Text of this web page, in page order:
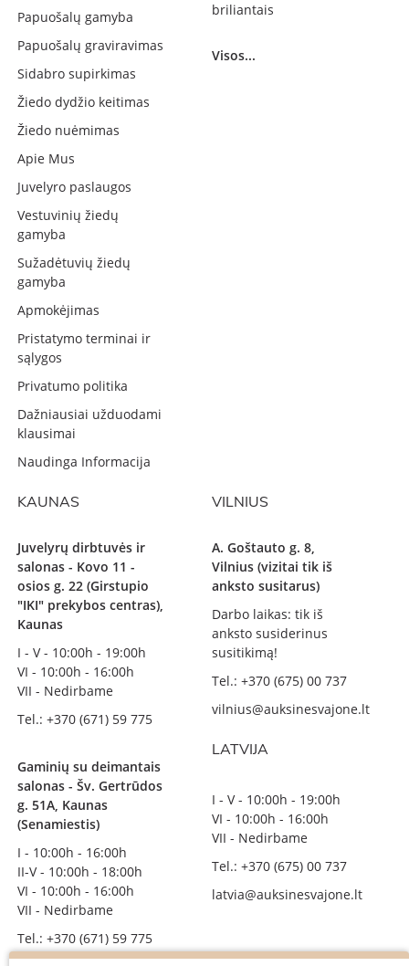
Papuošalų gamyba
Papuošalų graviravimas
Sidabro supirkimas
Žiedo dydžio keitimas
Žiedo nuėmimas
Apie Mus
Juvelyro paslaugos
Vestuvinių žiedų
gamyba
Sužadėtuvių žiedų
gamyba
Apmokėjimas
Pristatymo terminai ir
sąlygos
Privatumo politika
Dažniausiai užduodami
klausimai
Naudinga Informacija
briliantais
Visos...
KAUNAS
Juvelyrų dirbtuvės ir
salonas - Kovo 11 -
osios g. 22 (Girstupio
"IKI" prekybos centras),
Kaunas
I - V - 10:00h - 19:00h
VI - 10:00h - 16:00h
VII - Nedirbame
Tel.: +370 (671) 59 775
Gaminių su deimantais
salonas - Šv. Gertrūdos
g. 51A, Kaunas
(Senamiestis)
I - 10:00h - 16:00h
II-V - 10:00h - 18:00h
VI - 10:00h - 16:00h
VII - Nedirbame
Tel.: +370 (671) 59 775
VILNIUS
A. Goštauto g. 8,
Vilnius (vizitai tik iš
anksto susitarus)
Darbo laikas: tik iš
anksto susiderinus
susitikimą!
Tel.: +370 (675) 00 737
vilnius@auksinesvajone.lt
LATVIJA
I - V - 10:00h - 19:00h
VI - 10:00h - 16:00h
VII - Nedirbame
Tel.: +370 (675) 00 737
latvia@auksinesvajone.lt